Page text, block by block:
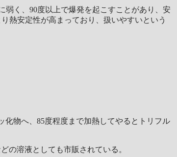
く、90度以上で爆発を起こすことがあり、安
熱安定性が高まっており、扱いやすいという
化物へ、85度程度まで加熱してやるとトリフル
の溶液としても市販されている。